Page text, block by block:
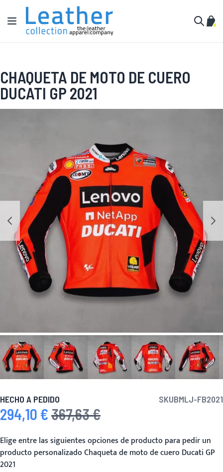
Ir al contenido
Toggle Nav
Mi
CHAQUETA DE MOTO DE CUERO
DUCATI GP 2021
HECHO A PEDIDO SKUBMLJ-FB2021
Precio especial
294,10 € Precio habitual
367,63 €
Elige entre las siguientes opciones de producto para pedir un
producto personalizado Chaqueta de moto de cuero Ducati GP
2021